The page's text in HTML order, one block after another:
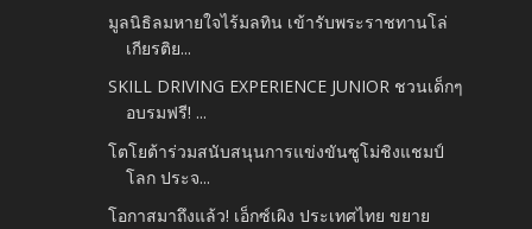
มูลนิธิลมหายใจไร้มลทิน เข้ารับพระราชทานโล่
เกียรติย...
SKILL DRIVING EXPERIENCE JUNIOR ชวนเด็กๆ
อบรมฟรี! ...
โตโยต้าร่วมสนับสนุนการแข่งขันซูโม่ชิงแชมป์
โลก ประจ...
โอกาสมาถึงแล้ว! เอ็กซ์เผิง ประเทศไทย ขยาย